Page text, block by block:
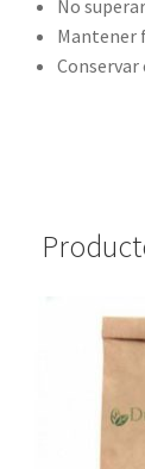
No
Mantener
Conservar